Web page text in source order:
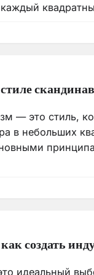
каждый
— это стиль,
в небольших
создать
идеальный